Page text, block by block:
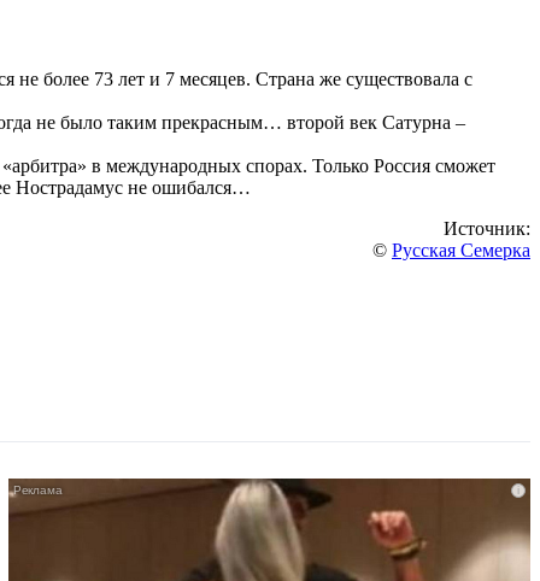
более 73 лет и 7 месяцев. Страна же существовала с
не было таким прекрасным… второй век Сатурна –
в международных спорах. Только Россия сможет
Нострадамус не ошибался…
Источник:
© Русская Семерка
i